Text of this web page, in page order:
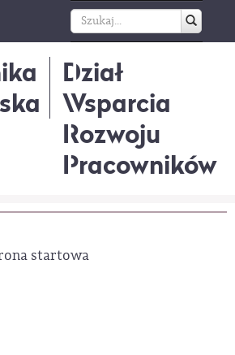
Dział
Wsparcia
Rozwoju
Pracowników
startowa